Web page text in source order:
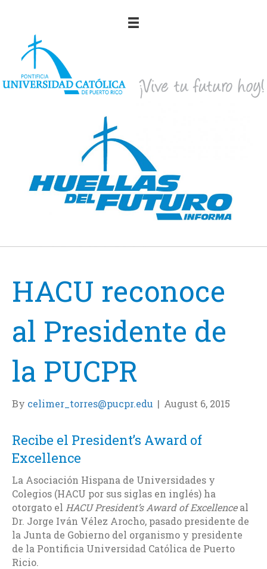
HACU reconoce
al Presidente de
la PUCPR
By celimer_torres@pucpr.edu | August 6, 2015
Recibe el President’s Award of
Excellence
La Asociación Hispana de Universidades y
Colegios (HACU por sus siglas en inglés) ha
otorgato el HACU President’s Award of Excellenceal
Dr. Jorge Iván Vélez Arocho, pasado presidente de
la Junta de Gobierno del organismo y presidente
de la Pontificia Universidad Católica de Puerto
Ricio.